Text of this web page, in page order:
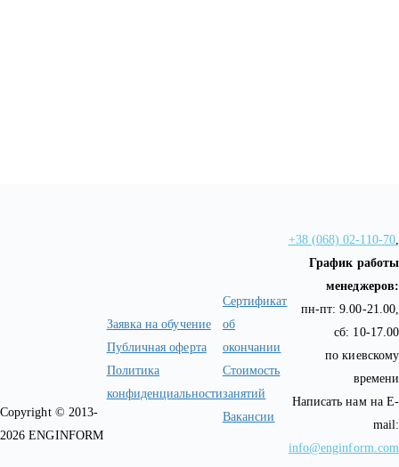
Copyright © 2013-
2026 ENGINFORM
Заявка на обучение
Публичная оферта
Политика
конфиденциальности
Сертификат
об
окончании
Стоимость
занятий
Вакансии
+38 (068) 02-110-70,
График работы
менеджеров:
пн-пт: 9.00-21.00,
сб: 10-17.00
по киевскому
времени
Написать нам на E-
mail:
info@enginform.com